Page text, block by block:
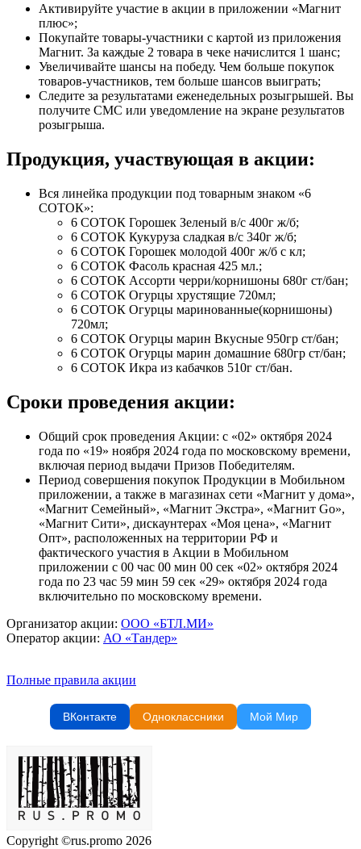
Активируйте участие в акции в приложении «Магнит
плюс»;
Покупайте товары-участники с картой из приложения
Магнит. За каждые 2 товара в чеке начислится 1 шанс;
Увеличивайте шансы на победу. Чем больше покупок
товаров-участников, тем больше шансов выиграть;
Следите за результатами еженедельных розыгрышей. Вы
получите СМС или уведомление на экране результатов
розыгрыша.
Продукция, участвующая в акции:
Вся линейка продукции под товарным знаком «6
СОТОК»:
6 СОТОК Горошек Зеленый в/с 400г ж/б;
6 СОТОК Кукуруза сладкая в/с 340г ж/б;
6 СОТОК Горошек молодой 400г ж/б с кл;
6 СОТОК Фасоль красная 425 мл.;
6 СОТОК Ассорти черри/корнишоны 680г ст/бан;
6 СОТОК Огурцы хрустящие 720мл;
6 СОТОК Огурцы маринованные(корнишоны)
720мл;
6 СОТОК Огурцы марин Вкусные 950гр ст/бан;
6 СОТОК Огурцы марин домашние 680гр ст/бан;
6 СОТОК Икра из кабачков 510г ст/бан.
Сроки проведения акции:
Общий срок проведения Акции: с «02» октября 2024
года по «19» ноября 2024 года по московскому времени,
включая период выдачи Призов Победителям.
Период совершения покупок Продукции в Мобильном
приложении, а также в магазинах сети «Магнит у дома»,
«Магнит Семейный», «Магнит Экстра», «Магнит Go»,
«Магнит Сити», дискаунтерах «Моя цена», «Магнит
Опт», расположенных на территории РФ и
фактического участия в Акции в Мобильном
приложении с 00 час 00 мин 00 сек «02» октября 2024
года по 23 час 59 мин 59 сек «29» октября 2024 года
включительно по московскому времени.
Организатор акции: ООО «БТЛ.МИ»
Оператор акции: АО «Тандер»
Полные правила акции
ВКонтакте Одноклассники Мой Мир
Copyright ©rus.promo 2026